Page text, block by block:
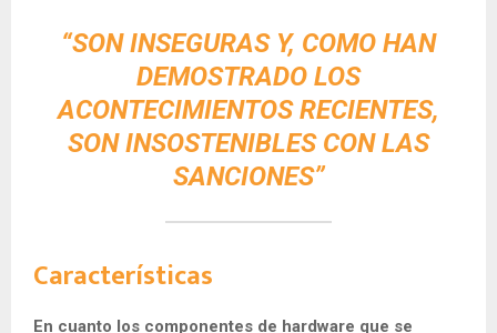
“SON INSEGURAS Y, COMO HAN
DEMOSTRADO LOS
ACONTECIMIENTOS RECIENTES,
SON INSOSTENIBLES CON LAS
SANCIONES”
Características
En cuanto los componentes de hardware que se